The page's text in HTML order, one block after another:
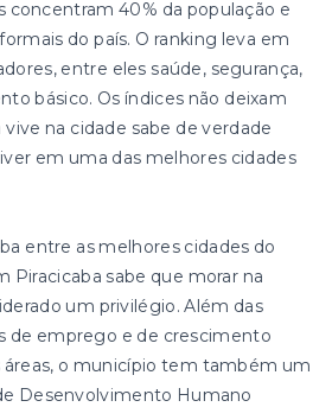
concentram 40% da população e
do país. O ranking leva em
entre eles saúde, segurança,
básico. Os índices não deixam
na cidade sabe de verdade
em uma das melhores cidades
entre as melhores cidades do
Piracicaba sabe que morar na
um privilégio. Além das
de emprego e de crescimento
áreas, o município tem também um
Desenvolvimento Humano